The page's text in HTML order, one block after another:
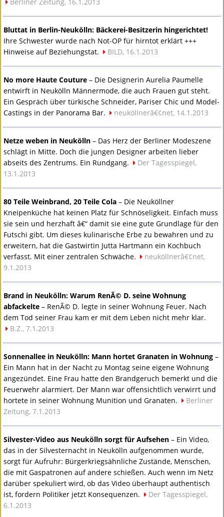
Bluttat in Berlin-Neukölln: Bäckerei-Besitzerin hingerichtet!
Ihre Schwester wurde nach Not-OP für hirntot erklärt +++
Hinweise auf Beziehungstat.
BILD, 16.1.2013
No more Haute Couture – Die Designerin Aurelia Paumelle
entwirft in Neukölln Männermode, die auch Frauen gut steht.
Ein Gespräch über türkische Schneider, Pariser Chic und Model-
Castings in der Panorama Bar.
neuköllnerâ€¢net, 14.1.2013
Netze weben in Neukölln – Das Herz der Berliner Modeszene
schlägt in Mitte. Doch die jungen Designer arbeiten lieber
abseits des Zentrums. Ein Rundgang.
Der Tagesspiegel,
13.1.2013
80 Teile Weinbrand, 20 Teile Cola – Die Neuköllner
Kneipenküche hat keinen Platz für Schnöseligkeit. Einfach muss
sie sein und herzhaft â€“ damit sie eine gute Grundlage für den
Futschi gibt. Um dieses kulinarische Erbe zu bewahren und zu
erweitern, hat die Gastwirtin Jutta Hartmann ein Kochbuch
verfasst. Mit einer zentralen Schwäche.
neuköllnerâ€¢net,
9.1.2013
Brand in Neukölln: Warum RenÃ© D. seine Wohnung
abfackelte – RenÃ© D. legte in seiner Wohnung Feuer. Nach
dem Tod seiner Frau kam er mit dem Leben nicht mehr klar.
B.Z., 7.1.2013
Sonnenallee in Neukölln: Mann hortet Granaten in Wohnung –
Ein Mann hat in der Nacht zu Montag seine eigene Wohnung
angezündet. Eine Frau hatte den Brandgeruch bemerkt und die
Feuerwehr alarmiert. Der Mann war offensichtlich verwirrt und
hortete in seiner Wohnung Munition und Granaten.
Berliner
Zeitung, 7.1.2013
Silvester-Video aus Neukölln sorgt für Aufsehen – Ein Video,
das in der Silvesternacht in Neukölln aufgenommen wurde,
sorgt für Aufruhr: Bürgerkriegsähnliche Zustände, Menschen,
die mit Gaspatronen auf andere schießen. Auch wenn im Netz
darüber spekuliert wird, ob das Video überhaupt authentisch
ist, fordern Politiker jetzt Konsequenzen.
Der Tagesspiegel,
6.1.2013